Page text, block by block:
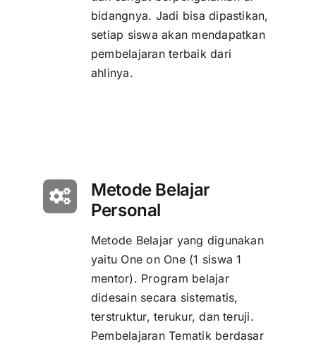
bidangnya. Jadi bisa dipastikan,
setiap siswa akan mendapatkan
pembelajaran terbaik dari
ahlinya.
Metode Belajar
Personal
Metode Belajar yang digunakan
yaitu One on One (1 siswa 1
mentor). Program belajar
didesain secara sistematis,
terstruktur, terukur, dan teruji.
Pembelajaran Tematik berdasar